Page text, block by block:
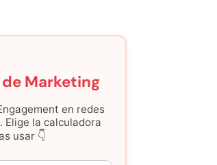
Marketing
en redes
Elige la calculadora
usar 👇